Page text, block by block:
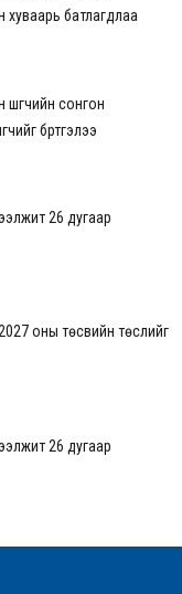
хуваарь батлагдлаа
сонгон
бүртгэлээ
26 дугаар
оны төсвийн төслийг
26 дугаар